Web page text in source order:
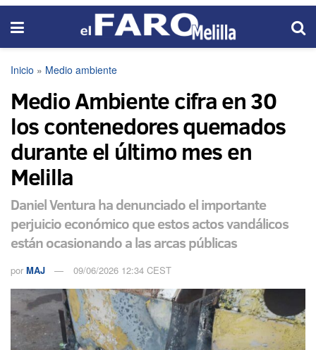
Inicio » Medio ambiente
Medio Ambiente cifra en 30
los contenedores quemados
durante el último mes en
Melilla
Daniel Ventura ha denunciado el importante
perjuicio económico que estos actos vandálicos
están ocasionando a las arcas públicas
por MAJ 09/06/2026 12:34 CEST